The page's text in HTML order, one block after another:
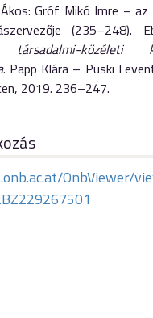
Gróf Mikó Imre – az
(235–248).
társadalmi-közéleti
. Papp Klára – Püski
2019. 236–247.
OnbViewer/